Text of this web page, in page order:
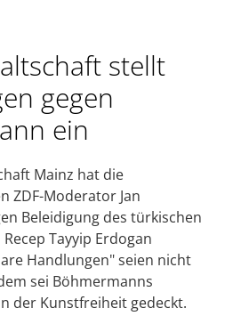
stellt
gegen
ein
Mainz hat die
ZDF-Moderator Jan
Beleidigung des türkischen
Tayyip Erdogan
Handlungen" seien nicht
sei Böhmermanns
der Kunstfreiheit gedeckt.